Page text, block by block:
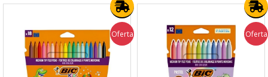
Oferta Oferta